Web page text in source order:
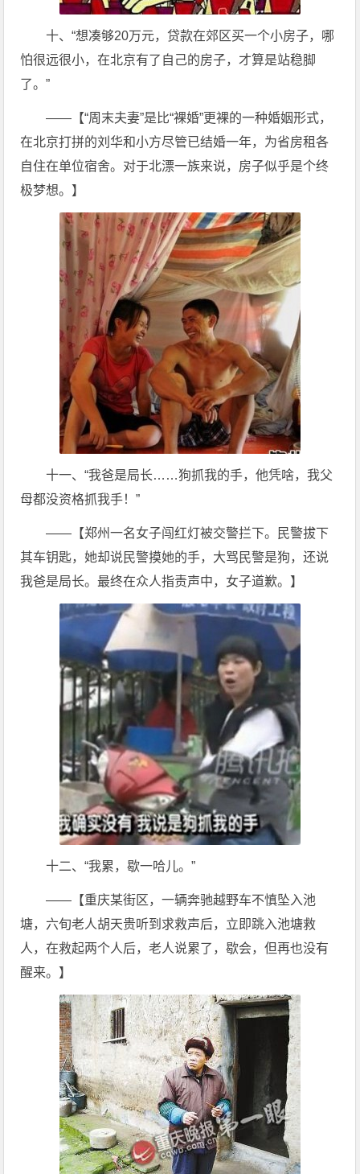
十、“想凑够20万元，贷款在郊区买一个小房子，哪
怕很远很小，在北京有了自己的房子，才算是站稳脚
了。”
——【“周末夫妻”是比“裸婚”更裸的一种婚姻形式，
在北京打拼的刘华和小方尽管已结婚一年，为省房租各
自住在单位宿舍。对于北漂一族来说，房子似乎是个终
极梦想。】
十一、“我爸是局长……狗抓我的手，他凭啥，我父
母都没资格抓我手！”
——【郑州一名女子闯红灯被交警拦下。民警拔下
其车钥匙，她却说民警摸她的手，大骂民警是狗，还说
我爸是局长。最终在众人指责声中，女子道歉。】
十二、“我累，歇一哈儿。”
——【重庆某街区，一辆奔驰越野车不慎坠入池
塘，六旬老人胡天贵听到求救声后，立即跳入池塘救
人，在救起两个人后，老人说累了，歇会，但再也没有
醒来。】